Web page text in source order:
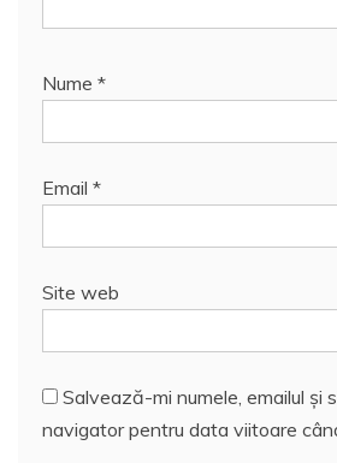
Nume *
Email *
Site web
Salvează-mi numele, emailul și
navigator pentru data viitoare